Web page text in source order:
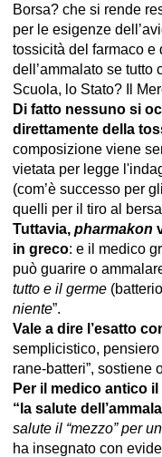
Borsa? che si rende
per le esigenze
tossicità del farmaco
dell’ammalato se tutto
Scuola, lo Stato? Il
Di fatto nessuno si
direttamente della
composizione viene
vietata per legge
(com’è successo per
quelli per il tiro al
Tuttavia, pharmakon
in greco: e il medico
può guarire o
tutto e il germe
niente”.
Vale a dire l’esatto
semplicistico,
rane-batteri”, sostiene
Per il medico antico
“la salute
salute il “mezzo” per
ha insegnato con